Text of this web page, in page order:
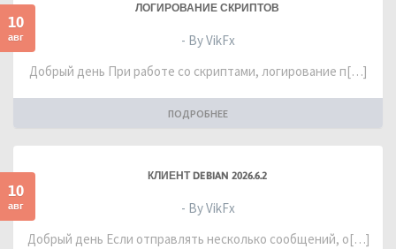
10
авг
ЛОГИРОВАНИЕ СКРИПТОВ
- By VikFx
Добрый день При работе со скриптами, логирование п[…]
ПОДРОБНЕЕ
10
авг
КЛИЕНТ DEBIAN 2026.6.2
- By VikFx
Добрый день Если отправлять несколько сообщений, о[…]